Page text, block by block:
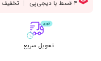
تحویل سریع